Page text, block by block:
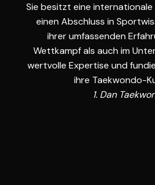
Sie besitzt eine internationale
einen Abschluss in
ihrer umfassenden
Wettkampf als auch im
wertvolle Expertise und
ihre Taekwondo-
1. Dan